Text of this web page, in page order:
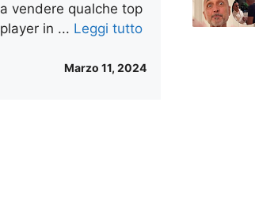
a vendere qualche top
player in ... Leggi tutto
Marzo 11, 2024